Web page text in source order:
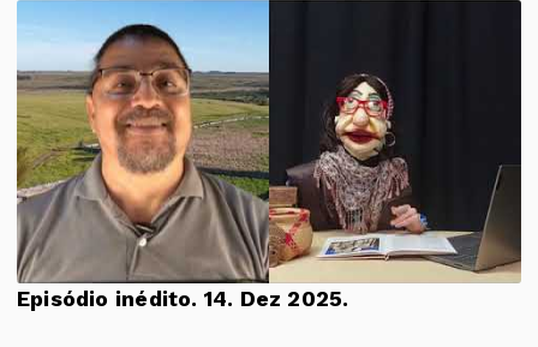
Episódio inédito. 14. Dez 2025.